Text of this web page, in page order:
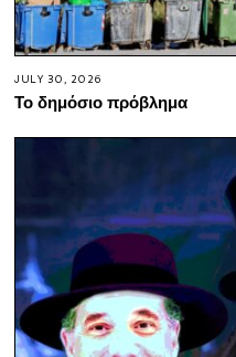
JULY 30, 2026
Το δημόσιο πρόβλημα